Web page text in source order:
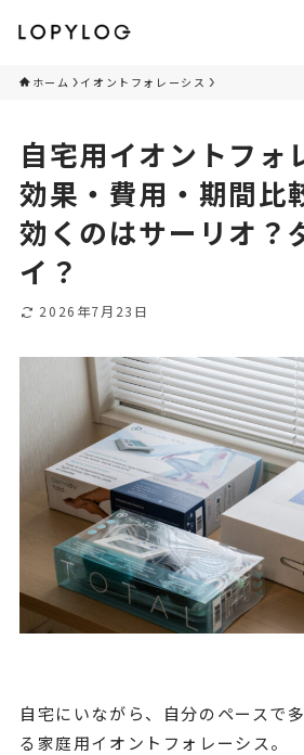
ホーム イオントフォレーシス
自宅用イオントフォ
効果・費用・期間比
効くのはサーリオ？
イ？
2026年7月23日
自宅にいながら、自分のペースで
る家庭用イオントフォレーシス。